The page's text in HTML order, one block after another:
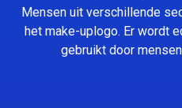
Mensen uit verschillende
het make-uplogo. Er wordt
gebruikt door